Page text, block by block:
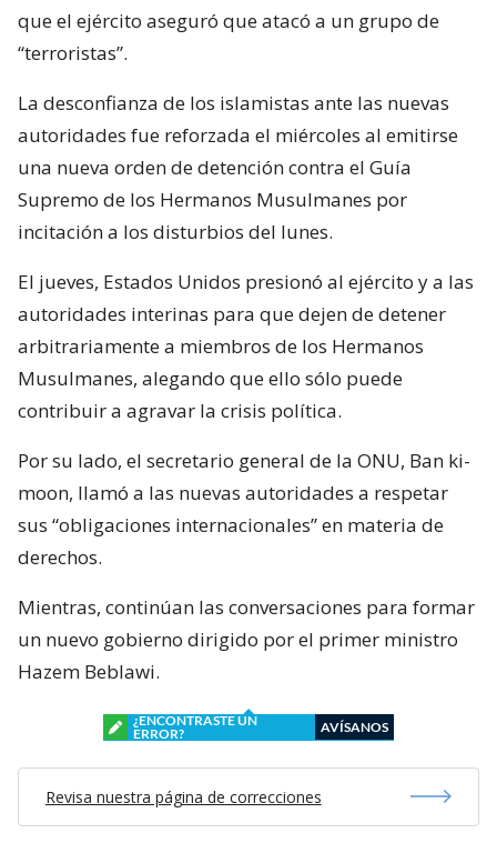
que el ejército aseguró que atacó a un grupo de
“terroristas”.
La desconfianza de los islamistas ante las nuevas
autoridades fue reforzada el miércoles al emitirse
una nueva orden de detención contra el Guía
Supremo de los Hermanos Musulmanes por
incitación a los disturbios del lunes.
El jueves, Estados Unidos presionó al ejército y a las
autoridades interinas para que dejen de detener
arbitrariamente a miembros de los Hermanos
Musulmanes, alegando que ello sólo puede
contribuir a agravar la crisis política.
Por su lado, el secretario general de la ONU, Ban ki-
moon, llamó a las nuevas autoridades a respetar
sus “obligaciones internacionales” en materia de
derechos.
Mientras, continúan las conversaciones para formar
un nuevo gobierno dirigido por el primer ministro
Hazem Beblawi.
¿ENCONTRASTE UN
ERROR?
AVÍSANOS
Revisa nuestra página de correcciones